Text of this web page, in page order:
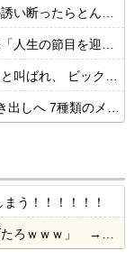
ないこと言われたんだが
、心より感謝しております」
して水槽を見たら・・・【再】
ーも公開 大量物資とともに
う！！！！！！
まっていて無事車内に発射